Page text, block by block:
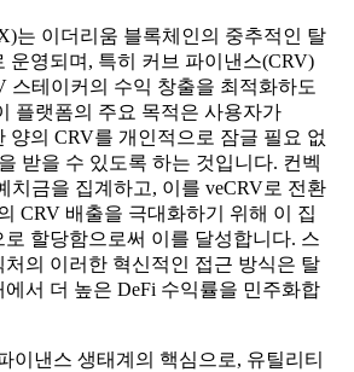
는 이더리움 블록체인의 중추적인 탈
운영되며, 특히 커브 파이낸스(CRV)
스테이커의 수익 창출을 최적화하도
플랫폼의 주요 목적은 사용자가
양의 CRV를 개인적으로 잠글 필요 없
받을 수 있도록 하는 것입니다. 컨벡
치금을 집계하고, 이를 veCRV로 전환
CRV 배출을 극대화하기 위해 이 집
할당함으로써 이를 달성합니다. 스
의 이러한 혁신적인 접근 방식은 탈
서 더 높은 DeFi 수익률을 민주화합
이낸스 생태계의 핵심으로, 유틸리티